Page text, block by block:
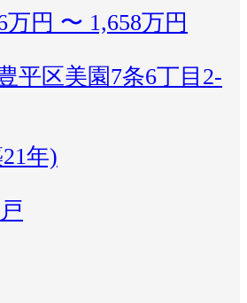
万円 〜 1,658万円
平区美園7条6丁目2-
年)